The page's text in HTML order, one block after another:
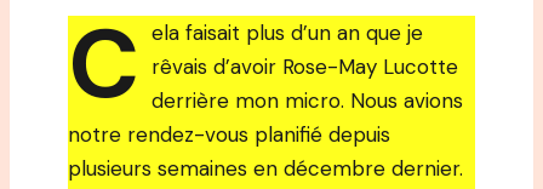
C ela faisait plus d’un an que je
rêvais d’avoir Rose-May Lucotte
derrière mon micro. Nous avions
notre rendez-vous planifié depuis
plusieurs semaines en décembre dernier.